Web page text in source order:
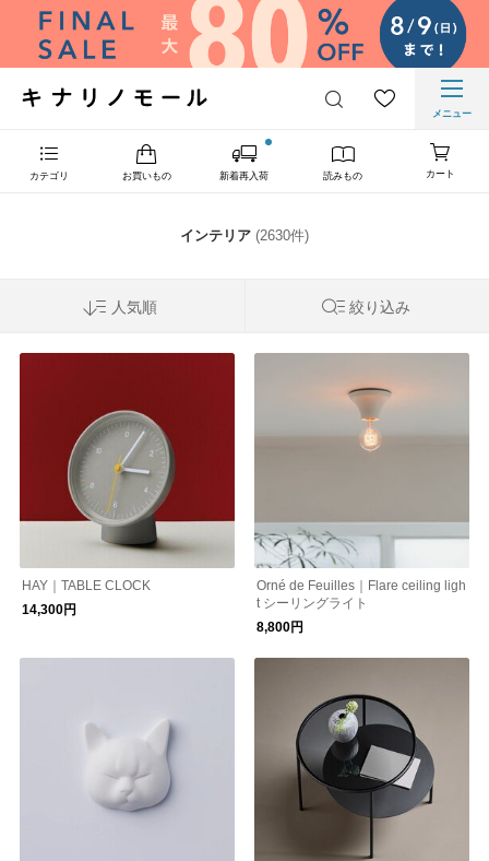
メニュー
カテゴリ お買いもの 新着再入荷 読みもの カート
インテリア (2630件)
人気順 絞り込み
HAY｜TABLE CLOCK
14,300円
Orné de Feuilles｜Flare ceiling ligh
t シーリングライト
8,800円